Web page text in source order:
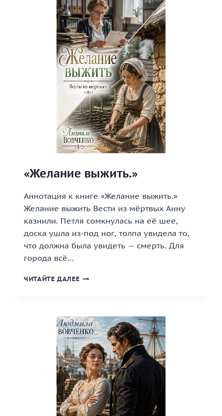
«Желание выжить.»
Аннотация к книге «Желание выжить.»
Желание выжить Вести из мёртвых Анну
казнили. Петля сомкнулась на её шее,
доска ушла из-под ног, толпа увидела то,
что должна была увидеть — смерть. Для
города всё…
ЧИТАЙТЕ ДАЛЕЕ «ЖЕЛАНИЕ